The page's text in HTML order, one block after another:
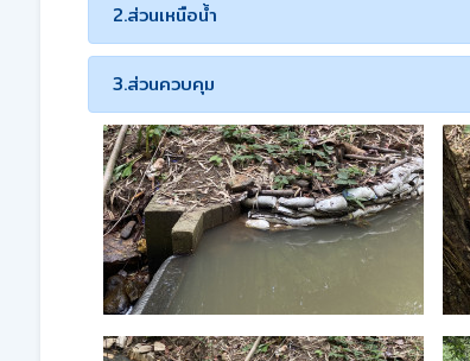
2.ส่วนเหนือน้ำ
3.ส่วนควบคุม